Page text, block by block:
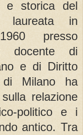
e storica del
in
presso
docente di
e di Diritto
di Milano ha
relazione
politico e i
antico. Tra